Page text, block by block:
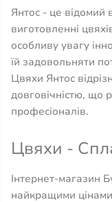
Янтос - це відомий
виготовленні
особливу увагу
їй задовольняти
Цвяхи Янтос
довговічністю, що
професіоналів.
Цвяхи -
Інтернет-магазин
найкращими